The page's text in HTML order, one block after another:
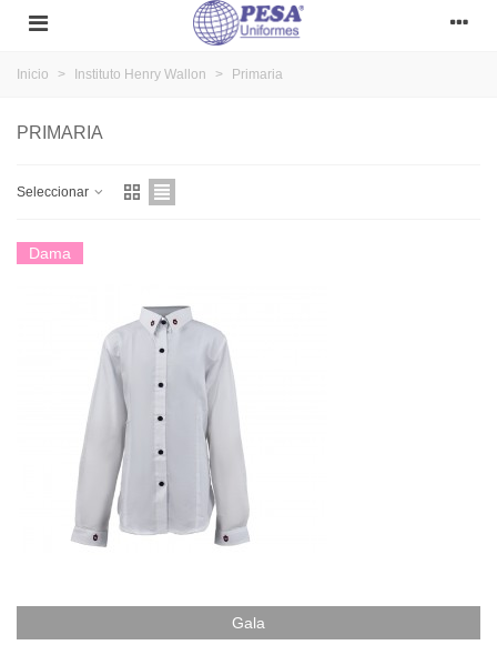
Inicio > Instituto Henry Wallon > Primaria
PRIMARIA
Seleccionar
Dama
Gala